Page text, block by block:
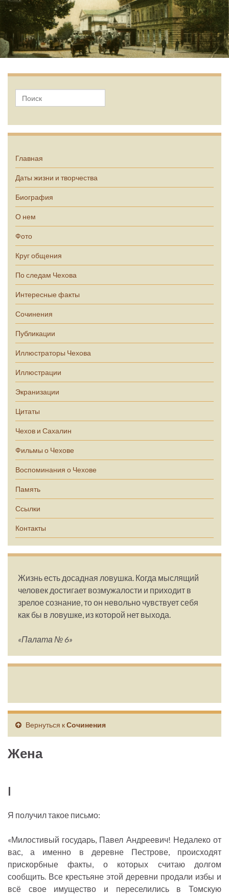
Главная
Даты жизни и творчества
Биография
О нем
Фото
Круг общения
По следам Чехова
Интересные факты
Сочинения
Публикации
Иллюстраторы Чехова
Иллюстрации
Экранизации
Цитаты
Чехов и Сахалин
Фильмы о Чехове
Воспоминания о Чехове
Память
Ссылки
Контакты
Жизнь есть досадная ловушка. Когда мыслящий
человек достигает возмужалости и приходит в
зрелое сознание, то он невольно чувствует себя
как бы в ловушке, из которой нет выхода.
«Палата № 6»
Вернуться кСочинения
Жена
I
Я получил такое письмо:
«Милостивый государь, Павел Андреевич! Недалеко от
вас, а именно в деревне Пестрове, происходят
прискорбные факты, о которых считаю долгом
сообщить. Все крестьяне этой деревни продали избы и
всё свое имущество и переселились в Томскую